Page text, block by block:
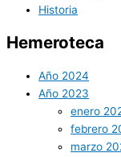
Historia
Hemeroteca
Año 2024
Año 2023
enero
febrero
marzo